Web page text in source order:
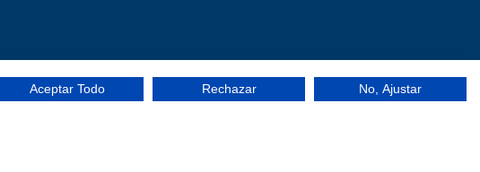
accesibilidad
Aceptar Todo Rechazar No, Ajustar